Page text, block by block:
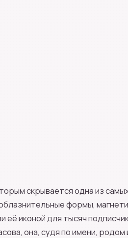
скрывается одна из
формы,
её иконой для тысяч
она, судя по имени,